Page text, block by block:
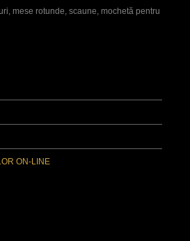
mese rotunde, scaune, mochetă pentru
ON-LINE